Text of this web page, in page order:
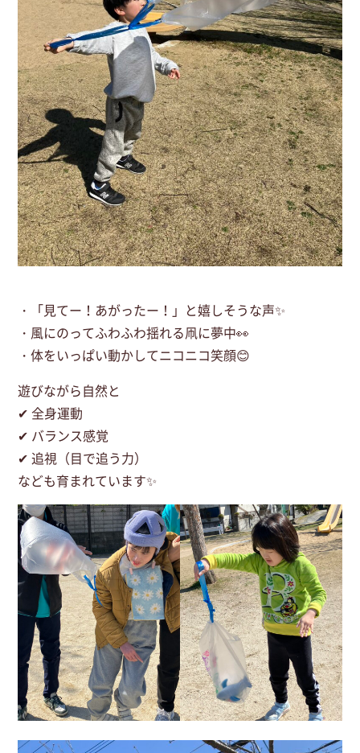
・「見てー！あがったー！」と嬉しそうな声✨
・風にのってふわふわ揺れる凧に夢中👀
・体をいっぱい動かしてニコニコ笑顔😊
遊びながら自然と
✔ 全身運動
✔ バランス感覚
✔ 追視（目で追う力）
なども育まれています✨